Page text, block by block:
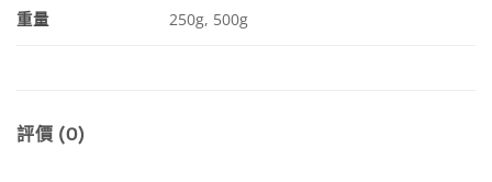
重量 250g, 500g
評價 (0)